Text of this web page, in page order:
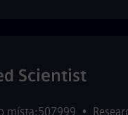
Scientist
místa:507999 •